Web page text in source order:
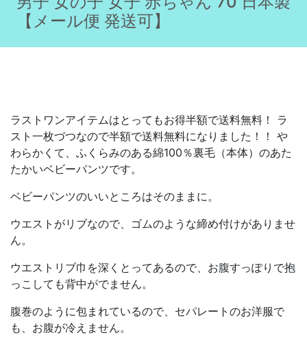
【メール便 発送可】
ラストワンアイテムはとってもお得半額で送料無料！ ラ
スト一枚づつなので半額で送料無料になりました！！ や
わらかくて、ふくらみのある綿100％裏毛（本体）のあた
たかいベビーパンツです。
ベビーパンツのいいところはそのままに。
ウエストがリブなので、ゴムのような締め付けがありませ
ん。
ウエストリブ巾を深くとってあるので、お腹すっぽりで抱
っこしても背中がでません。
腹巻のように包まれているので、セパレートのお洋服で
も、お腹が冷えません。